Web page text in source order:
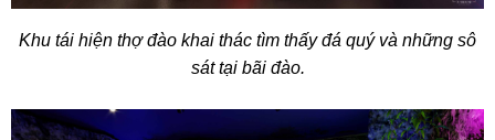
Khu tái hiện thợ đào khai thác tìm thấy đá quý và những sô
sát tại bãi đào.